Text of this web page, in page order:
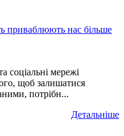
приваблюють нас більше
соціальні мережі
щоб залишатися
потрібн...
Детальніше